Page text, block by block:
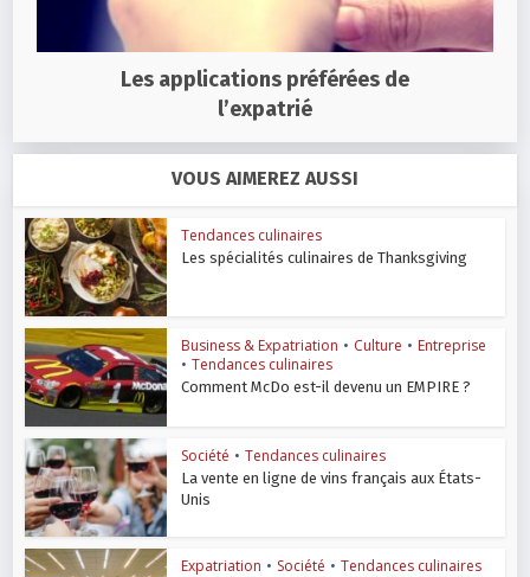
Les applications préférées de
l’expatrié
VOUS AIMEREZ AUSSI
Tendances culinaires
Les spécialités culinaires de Thanksgiving
Business & Expatriation • Culture • Entreprise
• Tendances culinaires
Comment McDo est-il devenu un EMPIRE ?
Société • Tendances culinaires
La vente en ligne de vins français aux États-
Unis
Expatriation • Société • Tendances culinaires